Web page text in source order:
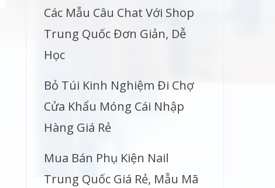
Các Mẫu Câu Chat Với Shop
Trung Quốc Đơn Giản, Dễ
Học
Bỏ Túi Kinh Nghiệm Đi Chợ
Cửa Khẩu Móng Cái Nhập
Hàng Giá Rẻ
Mua Bán Phụ Kiện Nail
Trung Quốc Giá Rẻ, Mẫu Mã